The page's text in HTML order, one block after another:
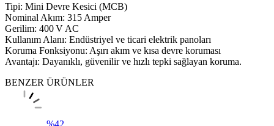
Tipi: Mini Devre Kesici (MCB)
Nominal Akım: 315 Amper
Gerilim: 400 V AC
Kullanım Alanı: Endüstriyel ve ticari elektrik panoları
Koruma Fonksiyonu: Aşırı akım ve kısa devre koruması
Avantajı: Dayanıklı, güvenilir ve hızlı tepki sağlayan koruma.
BENZER ÜRÜNLER
%42